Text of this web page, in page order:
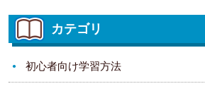
カテゴリ
初心者向け学習方法